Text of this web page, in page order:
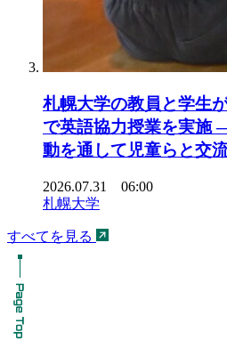
札幌大学の教員と学生
で英語協力授業を実施
動を通して児童らと交
2026.07.31 06:00
札幌大学
すべてを見る